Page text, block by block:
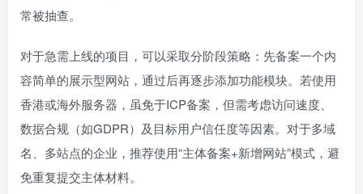
常被抽查。
对于急需上线的项目，可以采取分阶段策略：先备案一个内
容简单的展示型网站，通过后再逐步添加功能模块。若使用
香港或海外服务器，虽免于ICP备案，但需考虑访问速度、
数据合规（如GDPR）及目标用户信任度等因素。对于多域
名、多站点的企业，推荐使用“主体备案+新增网站”模式，避
免重复提交主体材料。